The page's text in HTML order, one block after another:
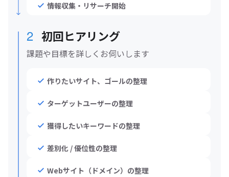
情報収集・リサーチ開始
2 初回ヒアリング
課題や目標を詳しくお伺いします
作りたいサイト、ゴールの整理
ターゲットユーザーの整理
獲得したいキーワードの整理
差別化 / 優位性の整理
Webサイト（ドメイン）の整理